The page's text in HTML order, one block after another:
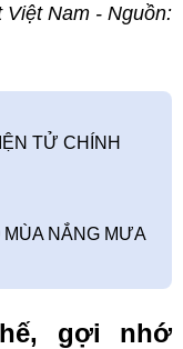
Việt Nam - Nguồn:
TỬ CHÍNH
NẮNG MƯA
gợi nhớ